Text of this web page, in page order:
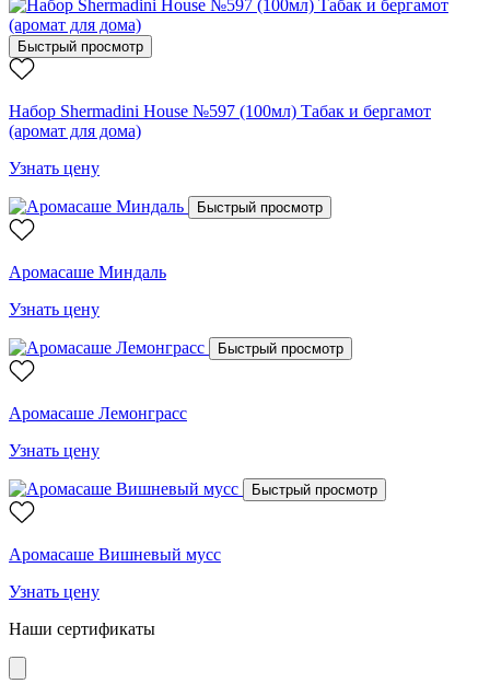
Быстрый просмотр
Набор Shermadini House №597 (100мл) Табак и бергамот
(аромат для дома)
Узнать цену
Быстрый просмотр
Аромасаше Миндаль
Узнать цену
Быстрый просмотр
Аромасаше Лемонграсс
Узнать цену
Быстрый просмотр
Аромасаше Вишневый мусс
Узнать цену
Наши сертификаты